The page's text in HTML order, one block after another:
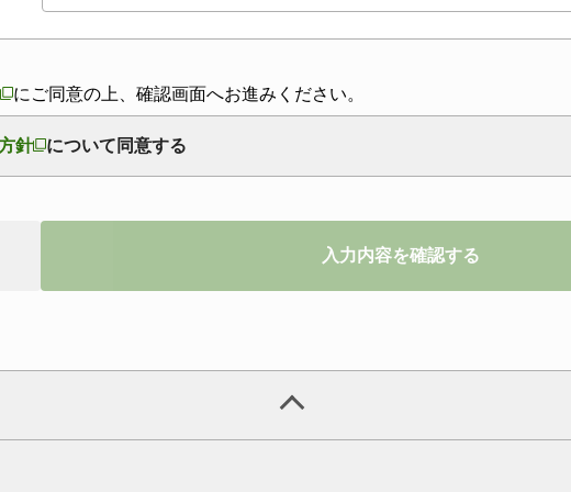
にご同意の上、確認画面へお進みください。
針 について同意する
入力内容を確認する